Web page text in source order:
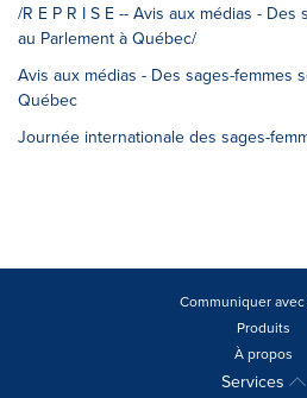
/R E P R I S E -- Avis aux médias -
au Parlement à Québec/
Avis aux médias - Des sages-femmes
Québec
Journée internationale des sages-
Communiquer
Produits
À propos
Services